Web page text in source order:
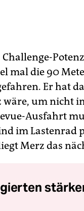
Challenge-
mal die 90
Er hat
wäre, um nicht
Ausfahrt
im Lastenrad
Merz das